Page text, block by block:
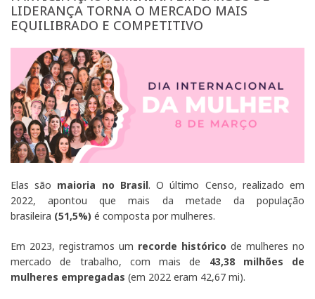
LIDERANÇA TORNA O MERCADO MAIS
EQUILIBRADO E COMPETITIVO
Elas são maioria no Brasil. O último Censo, realizado em
2022, apontou que mais da metade da população
brasileira (51,5%) é composta por mulheres.
Em 2023, registramos um recorde histórico de mulheres no
mercado de trabalho, com mais de 43,38 milhões de
mulheres empregadas (em 2022 eram 42,67 mi).